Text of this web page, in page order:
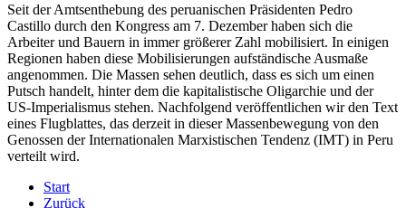
Seit der Amtsenthebung des peruanischen Präsidenten Pedro
Castillo durch den Kongress am 7. Dezember haben sich die
Arbeiter und Bauern in immer größerer Zahl mobilisiert. In einigen
Regionen haben diese Mobilisierungen aufständische Ausmaße
angenommen. Die Massen sehen deutlich, dass es sich um einen
Putsch handelt, hinter dem die kapitalistische Oligarchie und der
US-Imperialismus stehen. Nachfolgend veröffentlichen wir den Text
eines Flugblattes, das derzeit in dieser Massenbewegung von den
Genossen der Internationalen Marxistischen Tendenz (IMT) in Peru
verteilt wird.
Start
Zurück